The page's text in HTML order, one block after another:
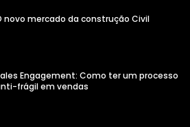
novo mercado da construção Civil
Engagement: Como ter um processo
frágil em vendas